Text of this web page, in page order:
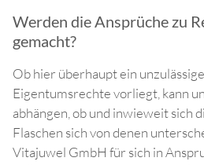
Werden die Ansprüche zu
gemacht?
Ob hier überhaupt ein
Eigentumsrechte vorliegt, kann
abhängen, ob und inwieweit sich
Flaschen sich von denen
Vitajuwel GmbH für sich in